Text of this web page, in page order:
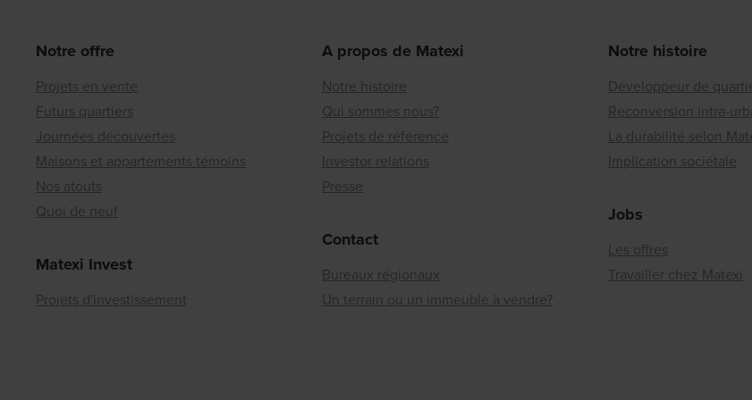
Notre offre
Projets en vente
Futurs quartiers
Journées découvertes
Maisons et appartements témoins
Nos atouts
Quoi de neuf
Matexi Invest
Projets d'investissement
A propos de Matexi
Notre histoire
Qui sommes nous?
Projets de référence
Investor relations
Presse
Contact
Bureaux régionaux
Un terrain ou un immeuble à vendre?
Notre histoire
Développeur de
Reconversion intra-
La durabilité selon
Implication sociétale
Jobs
Les offres
Travailler chez Matexi